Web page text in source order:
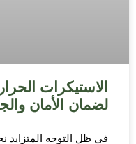
الاستيكرات
لضمان الأمان
في ظل التوجه المتزايد